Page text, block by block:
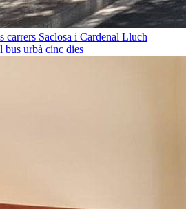
carrers Saclosa i Cardenal Lluch
bus urbà cinc dies